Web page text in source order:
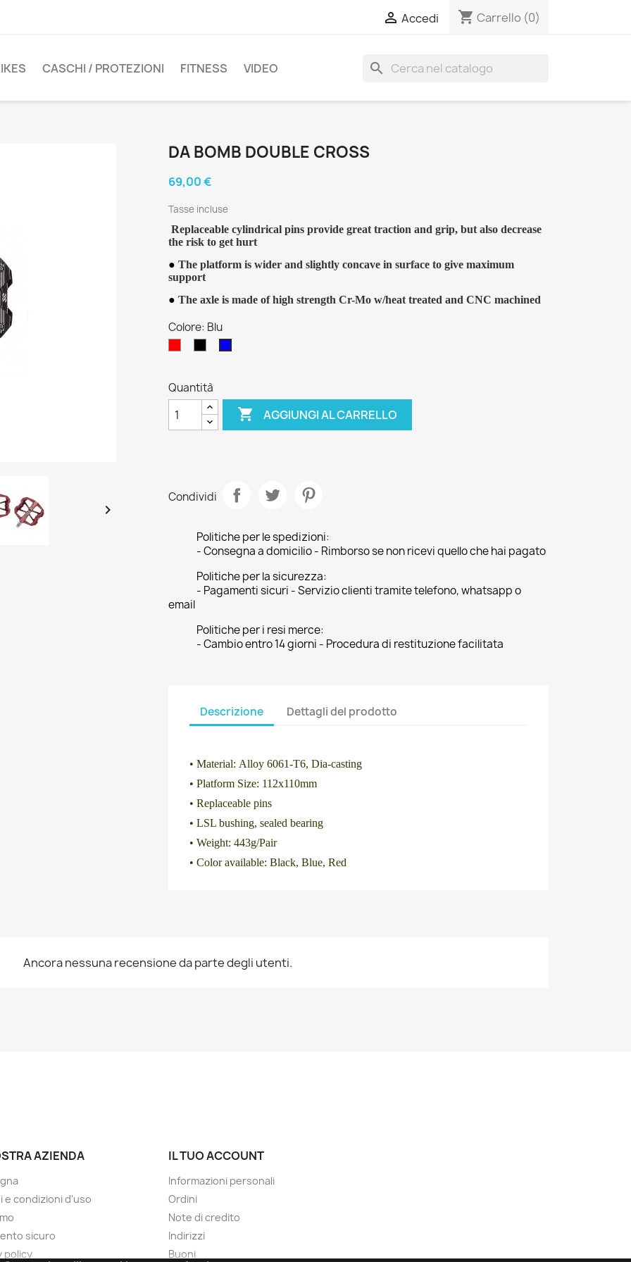
 Accedi shopping_cart Carrello (0)
CASCHI / PROTEZIONI FITNESS VIDEO search

DA BOMB DOUBLE CROSS
69,00 €
Tasse incluse
Replaceable cylindrical pins provide great traction and grip, but also decrease
the risk to get hurt
● The platform is wider and slightly concave in surface to give maximum
support
● The axle is made of high strength Cr-Mo w/heat treated and CNC machined
Colore: Blu
Quantità
 AGGIUNGI AL CARRELLO
Condividi
Politiche per le spedizioni:
- Consegna a domicilio - Rimborso se non ricevi quello che hai pagato
Politiche per la sicurezza:
- Pagamenti sicuri - Servizio clienti tramite telefono, whatsapp o
email
Politiche per i resi merce:
- Cambio entro 14 giorni - Procedura di restituzione facilitata
Descrizione Dettagli del prodotto
• Material: Alloy 6061-T6, Dia-casting
• Platform Size: 112x110mm
• Replaceable pins
• LSL bushing, sealed bearing
• Weight: 443g/Pair
• Color available: Black, Blue, Red
Ancora nessuna recensione da parte degli utenti.
AZIENDA
e condizioni d'uso
sicuro
policy
IL TUO ACCOUNT
Informazioni personali
Ordini
Note di credito
Indirizzi
Buoni